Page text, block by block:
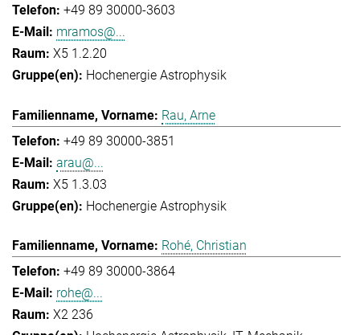
+49 89 30000-3603
mramos@...
X5 1.2.20
Hochenergie Astrophysik
Rau, Arne
+49 89 30000-3851
arau@...
X5 1.3.03
Hochenergie Astrophysik
Rohé, Christian
+49 89 30000-3864
rohe@...
X2 236